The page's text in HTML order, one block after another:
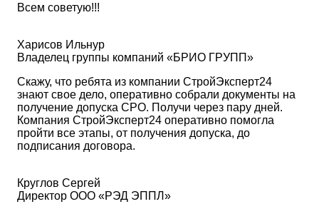
Всем советую!!!
Харисов Ильнур
Владелец группы компаний «БРИО ГРУПП»
Скажу, что ребята из компании СтройЭксперт24
знают свое дело, оперативно собрали документы на
получение допуска СРО. Получи через пару дней.
Компания СтройЭксперт24 оперативно помогла
пройти все этапы, от получения допуска, до
подписания договора.
Круглов Сергей
Директор ООО «РЭД ЭППЛ»